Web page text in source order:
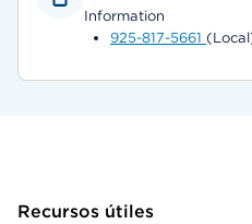
Information
925-817-5661
Recursos útiles